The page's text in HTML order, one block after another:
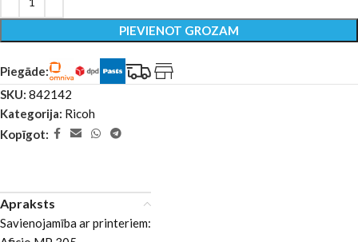
PIEVIENOT GROZAM
Piegāde:
SKU: 842142
Kategorija: Ricoh
Kopīgot:
Apraksts
Savienojamība ar printeriem: